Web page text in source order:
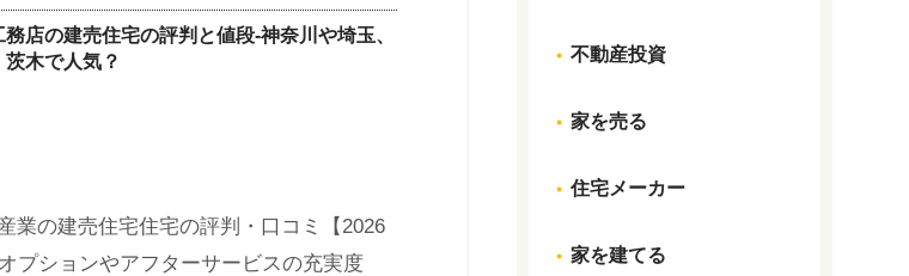
務店の建売住宅の評判と値段-神奈川や埼玉、
茨木で人気？
不動産投資
家を売る
住宅メーカー
家を建てる